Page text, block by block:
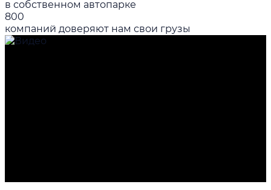
в собственном автопарке
800
компаний доверяют нам свои грузы